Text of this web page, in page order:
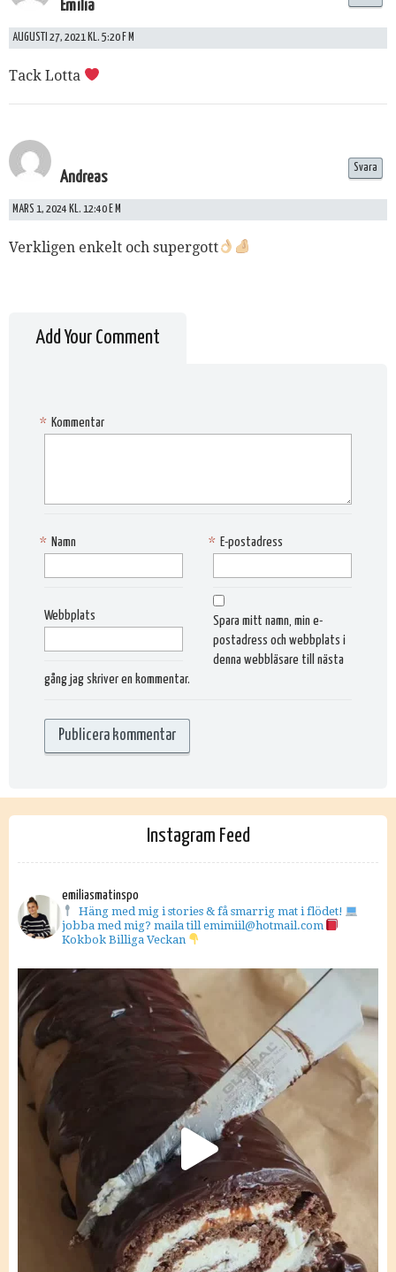
Emilia
AUGUSTI 27, 2021 KL. 5:20 F M
Tack Lotta
Andreas
MARS 1, 2024 KL. 12:40 E M
Verkligen enkelt och supergott
Svara
Add Your Comment
Kommentar
*
Namn
* E-postadress
*
Webbplats
Spara mitt namn, min e-
postadress och webbplats i
denna webbläsare till nästa
gång jag skriver en kommentar.
Instagram Feed
emiliasmatinspo
Häng med mig i stories & få smarrig mat i flödet!
jobba med mig? maila till emimiil@hotmail.com
Kokbok Billiga Veckan